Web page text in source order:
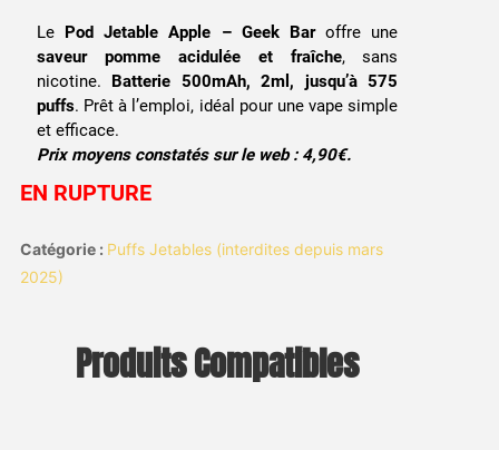
initial
était :
3,99 €.
actuel
est :
2,50 €.
Le Pod Jetable Apple – Geek Baroffre une
saveur pomme acidulée et fraîche, sans
nicotine.
Batterie 500mAh, 2ml, jusqu’à 575
puffs. Prêt à l’emploi, idéal pour une vape simple
et efficace.
Prix moyens constatés sur le web : 4,90€.
EN RUPTURE
Catégorie : Puffs Jetables (interdites depuis mars
2025)
Produits Compatibles